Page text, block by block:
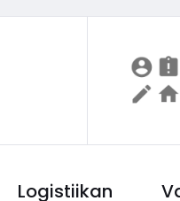
Logistiikan